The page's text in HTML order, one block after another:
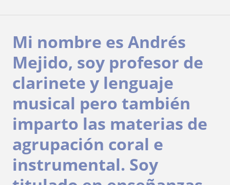
Mi nombre es Andrés
Mejido, soy profesor de
clarinete y lenguaje
musical pero también
imparto las materias de
agrupación coral e
instrumental. Soy